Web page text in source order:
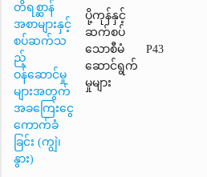
တိရစ္ဆာန်
အစာများနှင့်
စပ်ဆက်သ
ည့်
ဝန်ဆောင်မှု
များအတွက်
အခကြေးငွေ
ကောက်ခံ
ခြင်း (ကျွဲ၊
နွား)
ပို့ကုန်နှင့်
ဆက်စပ်
သောစီမံ
ဆောင်ရွက်
မှုများ
P43